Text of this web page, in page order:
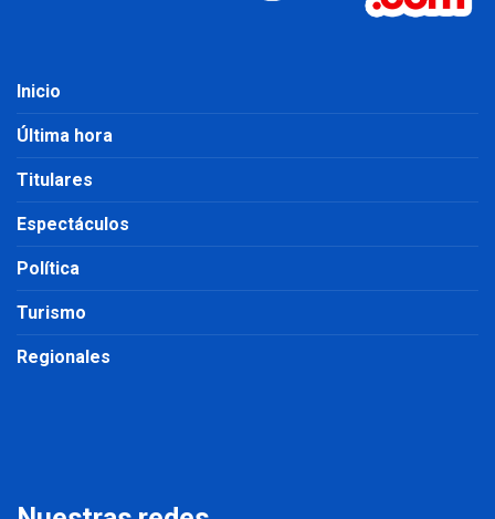
Inicio
Última hora
Titulares
Espectáculos
Política
Turismo
Regionales